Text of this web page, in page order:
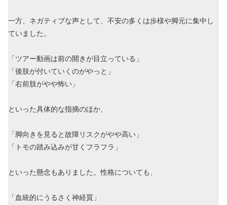
一方、ネガティブな声として、不安の多くは歩様や脚元に集中し
ていました。
「ツアー動画は前の開きが目立っている」
「後肢が付いていくのがやっと」
「右前肢がやや怖い」
といった具体的な指摘のほか、
「脚向きを見ると故障リスクがやや高い」
「トモの踏み込みが甘くフラフラ」
といった懸念もありました。性格についても、
「血統的にうるさく神経質」